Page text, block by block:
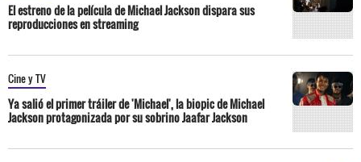
El estreno de la película de Michael Jackson dispara sus
reproducciones en streaming
Cine y TV
Ya salió el primer tráiler de 'Michael', la biopic de Michael
Jackson protagonizada por su sobrino Jaafar Jackson